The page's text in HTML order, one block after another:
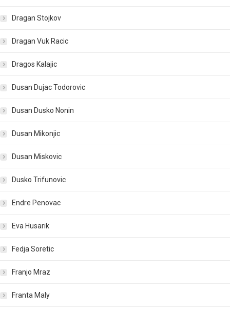
Dragan Stojkov
Dragan Vuk Racic
Dragos Kalajic
Dusan Dujac Todorovic
Dusan Dusko Nonin
Dusan Mikonjic
Dusan Miskovic
Dusko Trifunovic
Endre Penovac
Eva Husarik
Fedja Soretic
Franjo Mraz
Franta Maly